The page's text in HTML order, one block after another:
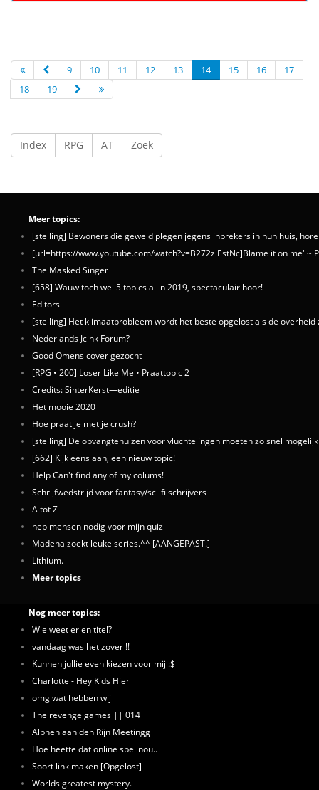
9 10 11 12 13 14 15 16
17
18
19
Index RPG AT Zoek
Meer topics:
[stelling] Bewoners die geweld plegen jegens inbrekers in hun huis,
[url=https://www.youtube.com/watch?v=B272zlEstNc]Blame it on me' ~
The Masked Singer
[658] Wauw toch wel 5 topics al in 2019, spectaculair hoor!
Editors
[stelling] Het klimaatprobleem wordt het beste opgelost als de overheid
Nederlands Jcink Forum?
Good Omens cover gezocht
[RPG • 200] Loser Like Me • Praattopic 2
Credits: SinterKerst—editie
Het mooie 2020
Hoe praat je met je crush?
[stelling] De opvangtehuizen voor vluchtelingen moeten zo snel
[662] Kijk eens aan, een nieuw topic!
Help Can't find any of my colums!
Schrijfwedstrijd voor fantasy/sci-fi schrijvers
A tot Z
heb mensen nodig voor mijn quiz
Madena zoekt leuke series.^^ [AANGEPAST.]
Lithium.
Meer topics
Nog meer topics:
Wie weet er en titel?
vandaag was het zover !!
Kunnen jullie even kiezen voor mij :$
Charlotte - Hey Kids Hier
omg wat hebben wij
The revenge games || 014
Alphen aan den Rijn Meetingg
Hoe heette dat online spel nou..
Soort link maken [Opgelost]
Worlds greatest mystery.